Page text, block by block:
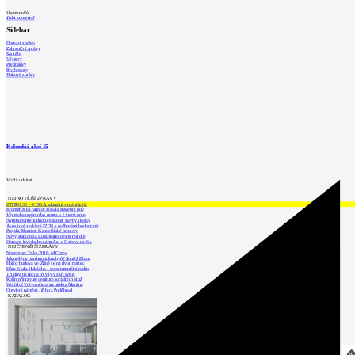
0komentářů
přidat komentář
Sidebar
Domácí zprávy
Zahraniční zprávy
Soutěže
Výstavy
Přednášky
Rozhovory
Tiskové zprávy
Kalendář akcí 15
Vložit událost
NEJNOVĚJŠÍ ZPRÁVY
INTRO 30 – VODA: aktuální vydání je již
Kroměřížská radnice získala stavební pov
Výstavba urgentního centra v Liberci ome
Nymburk přehodnocuje záměr stavby školky
Akustické zasklení IZOS s ověřenými hodnotami
Projekt Blueriot: Kancelářské prostory
Nový stadion za Lužánkami nesmí mít dle
Obnova loveckého zámečku u Ostrova na Ka
NEJČTENĚJŠÍ ZPRÁVY
November Talks 2018: M.Corea
Jak nejlépe navrhnout kuchyň? Soutěž Blum
Hořící budova ve Zlíně se na dvou místec
Dům Karla Hubáčka – experimentální rodin
Tři dny, tři noci a tři vily v záři světel
Kolín připravuje centrum sociálních služ
World of Volvo očima architekta Martina
Otevření náměstí Jiřího z Poděbrad
KATALOG